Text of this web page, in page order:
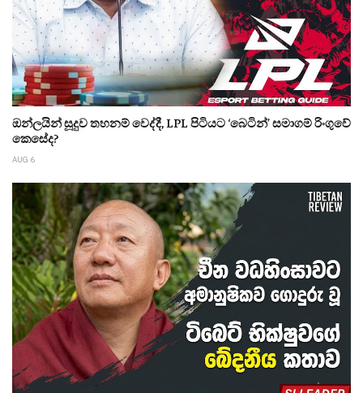
ඔන්ලයින් සූදුව තහනම් වෙද්දී, LPL පිටියට ‘බෙටින්’ සමාගම් රිංගුවේ
කෙසේද?
AUG 6